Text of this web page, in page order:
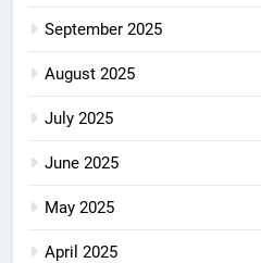
September 2025
August 2025
July 2025
June 2025
May 2025
April 2025